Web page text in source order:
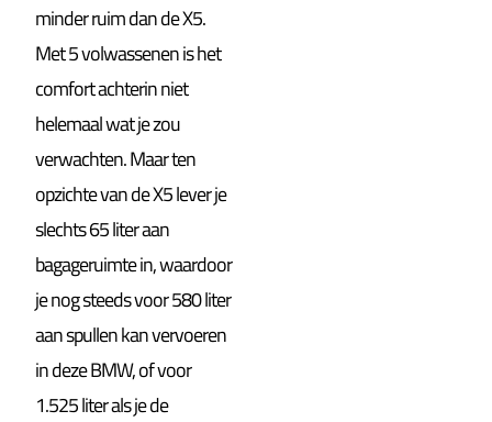
minder ruim dan de X5.
Met 5 volwassenen is het
comfort achterin niet
helemaal wat je zou
verwachten. Maar ten
opzichte van de X5 lever je
slechts 65 liter aan
bagageruimte in, waardoor
je nog steeds voor 580 liter
aan spullen kan vervoeren
in deze BMW, of voor
1.525 liter als je de